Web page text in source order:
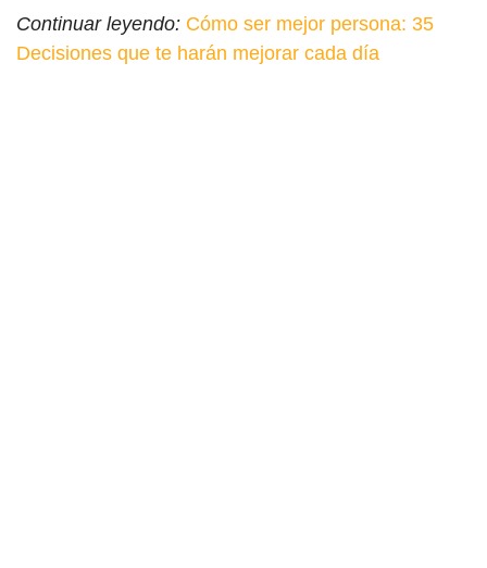
Continuar leyendo: Cómo ser mejor persona: 35
Decisiones que te harán mejorar cada día